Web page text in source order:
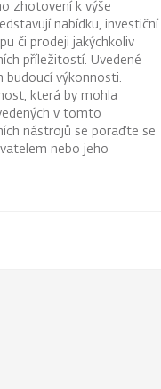
zhotovení k výše
nabídku, investiční
či prodeji jakýchkoliv
příležitostí. Uvedené
budoucí výkonnosti.
která by mohla
v tomto
nástrojů se poraďte se
nebo jeho